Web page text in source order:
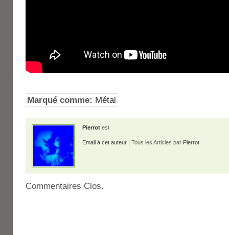
Marqué comme: Métal
Pierrot est
Email à cet auteur | Tous les Articles par Pierrot
Commentaires Clos.